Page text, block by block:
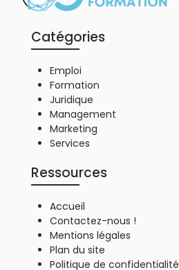
Catégories
Emploi
Formation
Juridique
Management
Marketing
Services
Ressources
Accueil
Contactez-nous !
Mentions légales
Plan du site
Politique de confidentialité